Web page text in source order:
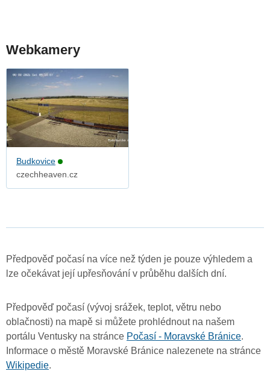
Webkamery
Budkovice
czechheaven.cz
Předpověď počasí na více než týden je pouze výhledem a
lze očekávat její upřesňování v průběhu dalších dní.
Předpověď počasí (vývoj srážek, teplot, větru nebo
oblačnosti) na mapě si můžete prohlédnout na našem
portálu Ventusky na stránce Počasí - Moravské Bránice.
Informace o městě Moravské Bránice nalezenete na stránce
Wikipedie.